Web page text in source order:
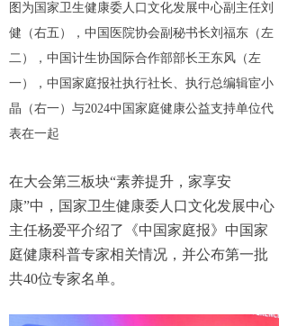
图为国家卫生健康委人口文化发展中心副主任刘
健（右五），中国医院协会副秘书长刘福东（左
二），中国计生协国际合作部部长王东风（左
一），中国家庭报社执行社长、执行总编辑宦小
晶（右一）与2024中国家庭健康公益支持单位代
表在一起
在大会第三板块“素养提升，家享安
康”中，国家卫生健康委人口文化发展中心
主任杨爱平介绍了《中国家庭报》中国家
庭健康科普专家相关情况，并公布第一批
共40位专家名单。